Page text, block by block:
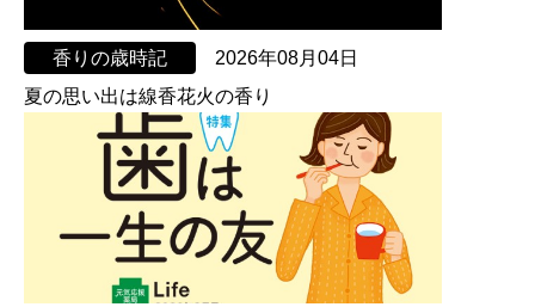
香りの歳時記
2026年08月04日
夏の思い出は線香花火の香り